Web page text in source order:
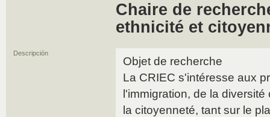
Chaire de
ethnicité et
Descripción
Objet de recherche
La CRIEC s'intéresse aux
l'immigration, de la
la citoyenneté, tant sur le